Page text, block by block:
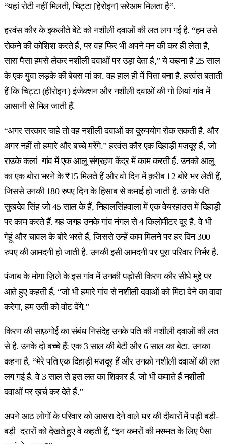
“यहां रोटी नहीं मिलती, चिट्टा [हेरोइन] सरेआम मिलता है”.
हरवंस कौर के इकलौते बेटे को नशीली दवाओं की लत लग गई है. “हम उसे
रोकने की कोशिश करते हैं, पर वह फिर भी अपने मन की कर ही लेता है,
सारा पैसा हमसे लेकर नशीली दवाओं पर उड़ा देता है,” ये कहना है 25 साल
के एक युवा लड़के की बेबस मां का. वह हाल ही में पिता बना है. हरवंस बताती
हैं कि चिट्टा (हीरोइन ) इंजेक्शन और नशीली दवाओं की गो लियां गांव में
आसानी से मिल जाती हैं.
“अगर सरकार चाहे तो वह नशीली दवाओं का दुरुपयोग रोक सकती है. और
अगर नहीं तो हमारे और बच्चे मरेंगे.” हरवंस कौर एक दिहाड़ी मज़दूर हैं, जो
राउके कलां गांव में एक आलू संग्रहण केंद्र में काम करती हैं. उनको आलू
का एक बोरा भरने के ₹15 मिलते हैं और वो दिन में क़रीब 12 बोरे भर लेती हैं,
जिससे उनकी 180 रुपए दिन के हिसाब से कमाई हो जाती है. उनके पति
सुखदेव सिंह जो 45 साल के हैं, निहालसिंहवाला में एक वेयरहाउस में दिहाड़ी
पर काम करते हैं. यह जगह उनके गांव नंगल से 4 किलोमीटर दूर है. वे भी
गेहूं और चावल के बोरे भरते हैं, जिससे उन्हें काम मिलने पर हर दिन 300
रुपए की आमदनी हो जाती है. उनकी इसी आमदनी पर पूरा परिवार निर्भर है.
पंजाब के मोगा ज़िले के इस गांव में उनकी पड़ोसी किरण कौर सीधे मुद्दे पर
आते हुए कहती हैं, “जो भी हमारे गांव से नशीली दवाओं को मिटा देने का वादा
करेगा, हम उसी को वोट देंगे.”
किरण की साफ़गोई का संबंध निसंदेह उनके पति की नशीली दवाओं की लत
से है. उनके दो बच्चे हैं: एक 3 साल की बेटी और 6 साल का बेटा. उनका
कहना है, “मेरे पति एक दिहाड़ी मज़दूर हैं और उनको नशीली दवाओं की लत
लग गई है. वे 3 साल से इस लत का शिकार हैं. जो भी कमाते हैं नशीली
दवाओं पर ख़र्च कर देते हैं.”
अपने आठ लोगों के परिवार को आसरा देने वाले घर की दीवारों में पड़ी बड़ी-
बड़ी दरारों को देखते हुए वे कहती हैं, “इन कमरों की मरम्मत के लिए पैसा